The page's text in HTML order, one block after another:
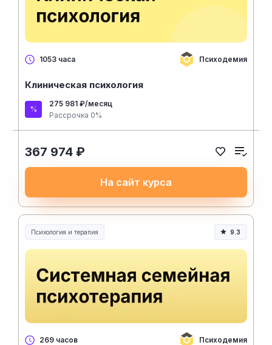
1053 часа Психодемия
Клиническая психология
275 981 ₽/месяц
Рассрочка 0%
367 974 ₽
На сайт курса
Психология и терапия 9.3
269 часов Психодемия